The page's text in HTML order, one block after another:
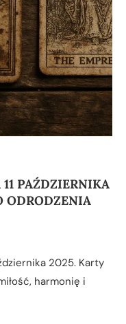
PAŹDZIERNIKA
ODRODZENIA
2025. Karty
harmonię i